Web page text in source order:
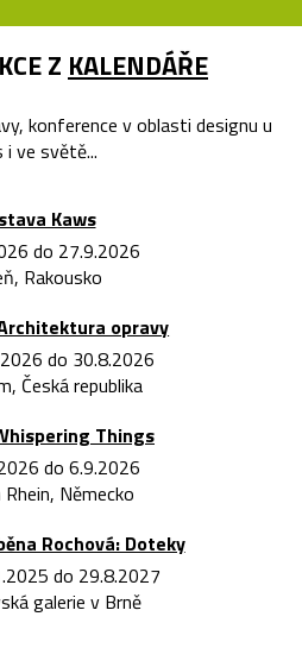
Z KALENDÁŘE
konference v oblasti designu u
i ve světě...
Kaws
do 27.9.2026
Rakousko
opravy
do 30.8.2026
Česká republika
Things
do 6.9.2026
Německo
Rochová: Doteky
do 29.8.2027
galerie v Brně